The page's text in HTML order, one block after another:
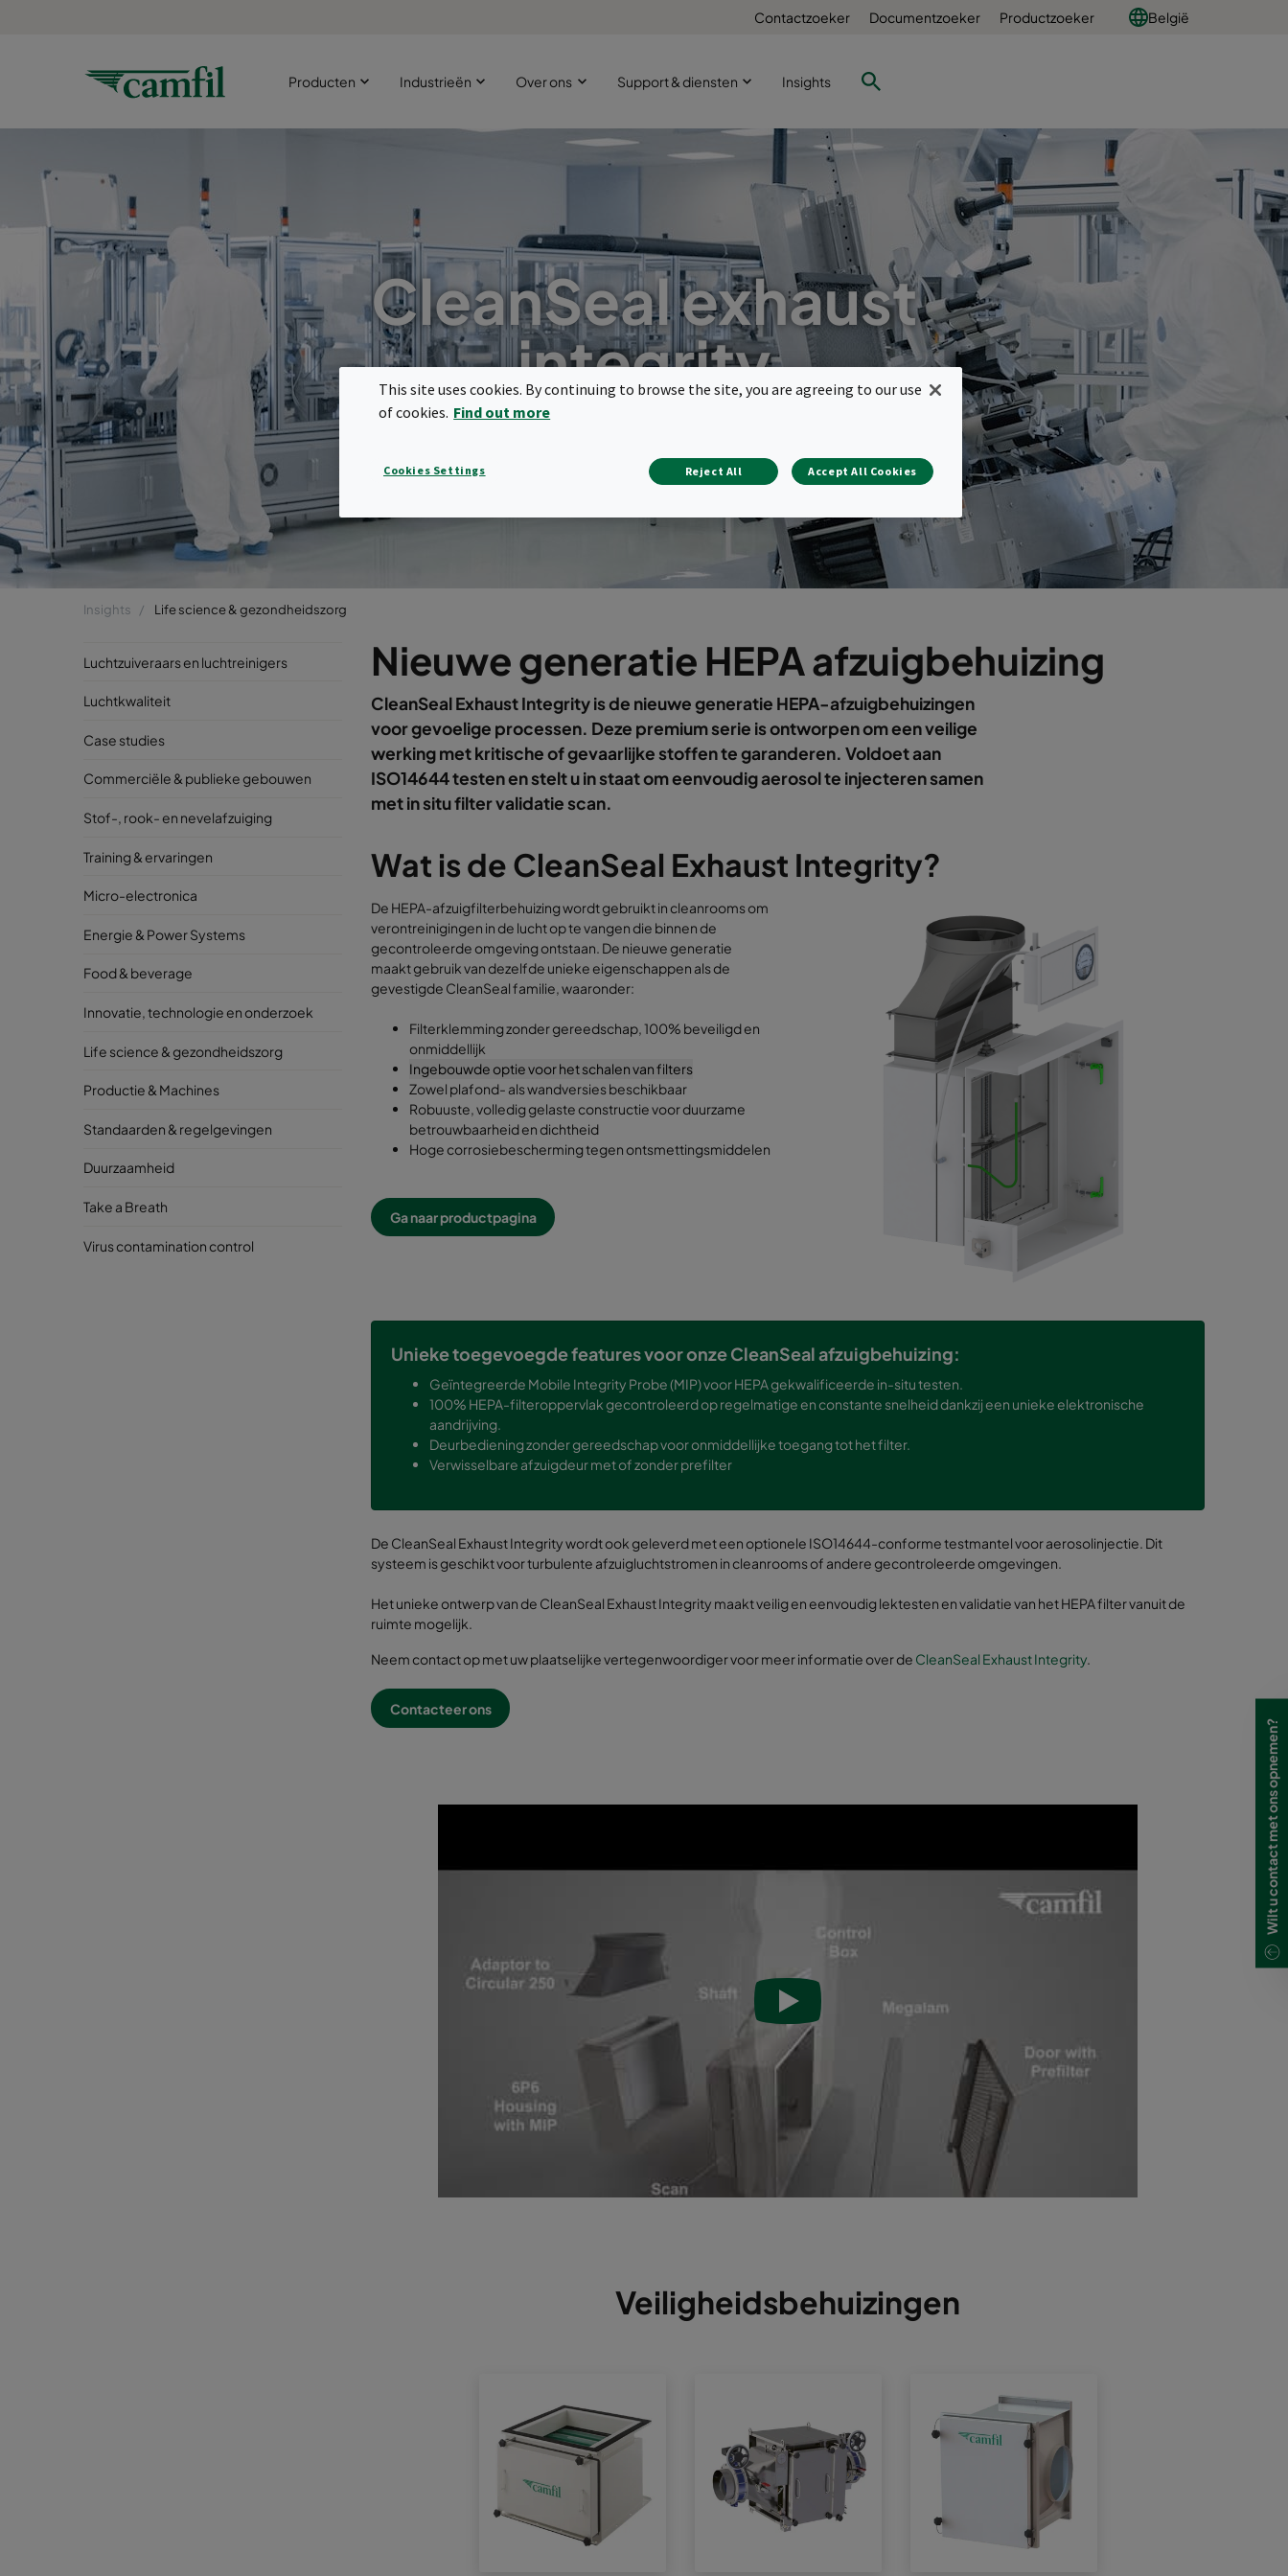
Contactzoeker Documentzoeker Productzoeker België
Producten Industrieën Over ons Support & diensten Insights
CleanSeal exhaust
integrity
Voor delicate processen
Insights Life science & gezondheidszorg
Luchtzuiveraars en luchtreinigers
Luchtkwaliteit
Case studies
Commerciële & publieke gebouwen
Stof-, rook- en nevelafzuiging
Training & ervaringen
Micro-electronica
Energie & Power Systems
Food & beverage
Innovatie, technologie en onderzoek
Life science & gezondheidszorg
Productie & Machines
Standaarden & regelgevingen
Duurzaamheid
Take a Breath
Virus contamination control
Nieuwe generatie HEPA afzuigbehuizing
CleanSeal Exhaust Integrity is de nieuwe generatie HEPA-afzuigbehuizingen
voor gevoelige processen. Deze premium serie is ontworpen om een veilige
werking met kritische of gevaarlijke stoffen te garanderen. Voldoet aan
ISO14644 testen en stelt u in staat om eenvoudig aerosol te injecteren samen
met in situ filter validatie scan.
Wat is de CleanSeal Exhaust Integrity?
De HEPA-afzuigfilterbehuizing wordt gebruikt in cleanrooms om
verontreinigingen in de lucht op te vangen die binnen de
gecontroleerde omgeving ontstaan. De nieuwe generatie
maakt gebruik van dezelfde unieke eigenschappen als de
gevestigde CleanSeal familie, waaronder:
Filterklemming zonder gereedschap, 100% beveiligd en
onmiddellijk
Ingebouwde optie voor het schalen van filters
Zowel plafond- als wandversies beschikbaar
Robuuste, volledig gelaste constructie voor duurzame
betrouwbaarheid en dichtheid
Hoge corrosiebescherming tegen ontsmettingsmiddelen
Ga naar productpagina
Unieke toegevoegde features voor onze CleanSeal afzuigbehuizing:
Geïntegreerde Mobile Integrity Probe (MIP) voor HEPA gekwalificeerde in-situ testen.
100% HEPA-filteroppervlak gecontroleerd op regelmatige en constante snelheid dankzij een unieke elektronische
aandrijving.
Deurbediening zonder gereedschap voor onmiddellijke toegang tot het filter.
Verwisselbare afzuigdeur met of zonder prefilter
De CleanSeal Exhaust Integrity wordt ook geleverd met een optionele ISO14644-conforme testmantel voor aerosolinjectie. Dit
systeem is geschikt voor turbulente afzuigluchtstromen in cleanrooms of andere gecontroleerde omgevingen.
Het unieke ontwerp van de CleanSeal Exhaust Integrity maakt veilig en eenvoudig lektesten en validatie van het HEPA filter vanuit de
ruimte mogelijk.
Neem contact op met uw plaatselijke vertegenwoordiger voor meer informatie over de CleanSeal Exhaust Integrity.
Contacteer ons
Veiligheidsbehuizingen
Wilt u contact met ons opnemen?
This site uses cookies. By continuing to browse the site, you are agreeing to our use
of cookies. Find out more
Cookies Settings Reject All Accept All Cookies